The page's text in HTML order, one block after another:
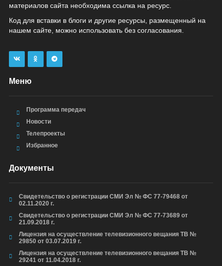
материалов сайта необходима ссылка на ресурс.
Код для вставки в блоги и другие ресурсы, размещенный на
нашем сайте, можно использовать без согласования.
Меню
Программа передач
Новости
Телепроекты
Избранное
Документы
Свидетельство о регистрации СМИ Эл № ФС 77-79468 от
02.11.2020 г.
Свидетельство о регистрации СМИ Эл № ФС 77-73689 от
21.09.2018 г.
Лицензия на осуществление телевизионного вещания ТВ №
29850 от 03.07.2019 г.
Лицензия на осуществление телевизионного вещания ТВ №
29241 от 11.04.2018 г.